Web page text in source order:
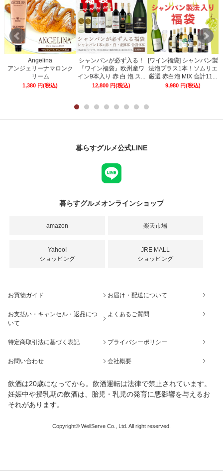
Angelina
アンジェリーナマロンク
リーム
1,380 円(税込)
シャンパンが必ず入る！
『ワイン福袋』欧州産ワ
イン9本入り 赤 白 泡 ス...
12,800 円(税込)
[ワイン福袋] シャンパン製
法泡プラス1本！ソムリエ
厳選 赤白泡 MIX 合計11...
9,980円(税込)
暮らすグルメ公式LINE
暮らすグルメオンラインショップ
amazon 楽天市場
Yahoo!
ショッピング
JRE MALL
ショッピング
お買物ガイド お届け・配送について
お支払い・キャンセル・返品につ
いて
よくあるご質問
特定商取引法に基づく表記 プライバシーポリシー
お問い合わせ 会社概要
飲酒は20歳になってから。飲酒運転は法律で禁止されています。
妊娠中や授乳期の飲酒は、胎児・乳児の発育に悪影響を与えるお
それがあります。
Copyright© WellServe Co., Ltd. All right reserved.